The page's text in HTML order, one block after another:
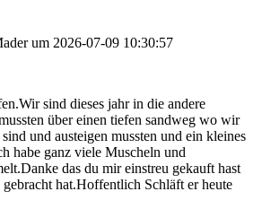
um 2026-07-09 10:30:57
sind dieses jahr in die andere
über einen tiefen sandweg wo wir
und austeigen mussten und ein kleines
habe ganz viele Muscheln und
das du mir einstreu gekauft hast
hat.Hoffentlich Schläft er heute